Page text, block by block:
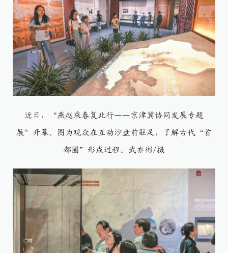
近日，“燕赵乘春复此行——京津冀协同发展专题
展”开幕。图为观众在互动沙盘前驻足，了解古代“首
都圈”形成过程。武亦彬/摄